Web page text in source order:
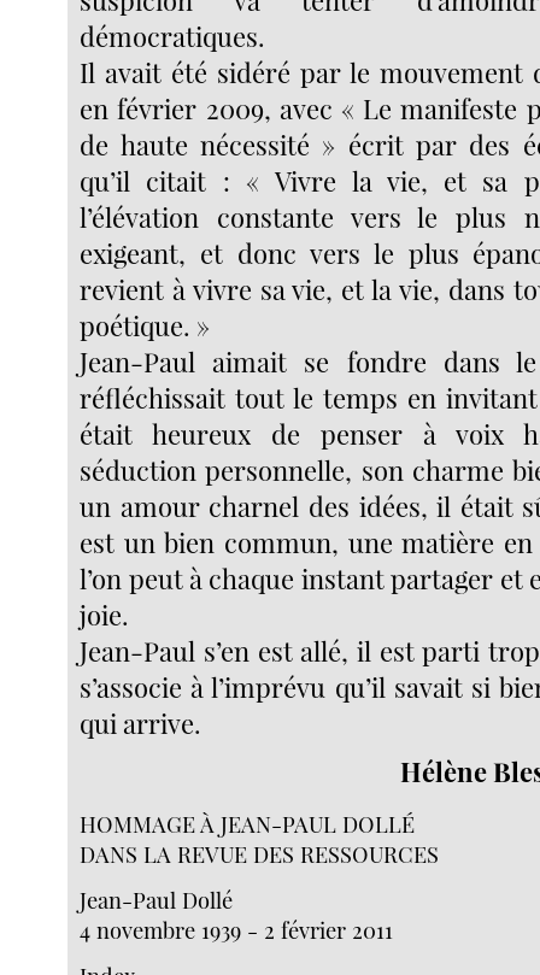
démocratiques.
Il avait été sidéré par le mouvement
en février 2009, avec « Le manifeste
de haute nécessité » écrit par des
qu’il citait : « Vivre la vie, et sa
l’élévation constante vers le plus
exigeant, et donc vers le plus
revient à vivre sa vie, et la vie, dans
poétique. »
Jean-Paul aimait se fondre dans
réfléchissait tout le temps en
était heureux de penser à voix
séduction personnelle, son charme
un amour charnel des idées, il était
est un bien commun, une matière
l’on peut à chaque instant partager et
joie.
Jean-Paul s’en est allé, il est parti
s’associe à l’imprévu qu’il savait si
qui arrive.
Hélène
HOMMAGE À JEAN-PAUL DOLLÉ
DANS LA REVUE DES RESSOURCES
Jean-Paul Dollé
4 novembre 1939 - 2 février 2011